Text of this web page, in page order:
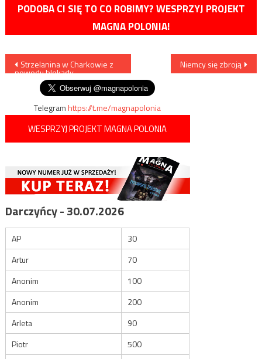
PODOBA CI SIĘ TO CO ROBIMY? WESPRZYJ PROJEKT
MAGNA POLONIA!
Nawigacja
wpisu
Strzelanina w Charkowie z
powodu blokady
Niemcy się zbroją
Telegramhttps://t.me/magnapolonia
WESPRZYJ PROJEKT MAGNA POLONIA
Darczyńcy - 30.07.2026
AP
30
Artur
70
Anonim
100
Anonim
200
Arleta
90
Piotr
500